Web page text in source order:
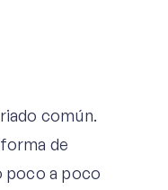
común.
de
poco a poco